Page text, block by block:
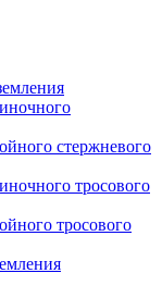
стержневого
тросового
тросового